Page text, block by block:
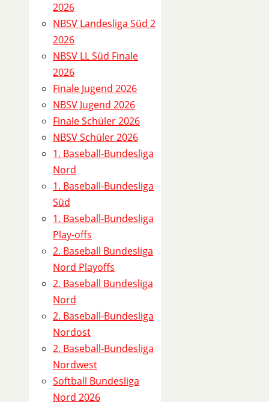
p
e
8
0
2
-
2
N
S
S
c
h
l
r
L
i
g
2026
NBSV Landesliga Süd 2
2026
NBSV LL Süd Finale
2026
Finale Jugend 2026
NBSV Jugend 2026
Finale Schüler 2026
NBSV Schüler 2026
1. Baseball-Bundesliga
Nord
1. Baseball-Bundesliga
Süd
1. Baseball-Bundesliga
Play-offs
2. Baseball Bundesliga
Nord Playoffs
2. Baseball Bundesliga
Nord
2. Baseball-Bundesliga
Nordost
2. Baseball-Bundesliga
Nordwest
Softball Bundesliga
Nord 2026